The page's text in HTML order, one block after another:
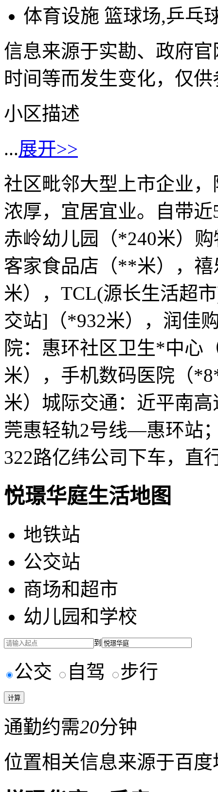
体育设施 篮球场,乒乓
信息来源于实勘、政府
时间等而发生变化，仅
小区描述
...展开>>
社区毗邻大型上市企业
浓厚，宜居宜业。自带
赤岭幼儿园（*240米）
客家食品店（**米），
米），TCL(源长生活超
交站]（*932米），润佳
院：惠环社区卫生*中心
米），手机数码医院（
米）城际交通：近平南
莞惠轻轨2号线—惠环站
322路亿纬公司下车，直
悦璟华庭生活地图
地铁站
公交站
商场和超市
幼儿园和学校
到
公交 自驾 步行
通勤约需20分钟
位置相关信息来源于百